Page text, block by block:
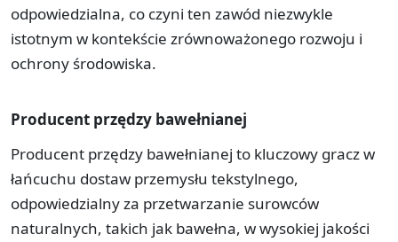
odpowiedzialna, co czyni ten zawód niezwykle
istotnym w kontekście zrównoważonego rozwoju i
ochrony środowiska.
Producent przędzy bawełnianej
Producent przędzy bawełnianej to kluczowy gracz w
łańcuchu dostaw przemysłu tekstylnego,
odpowiedzialny za przetwarzanie surowców
naturalnych, takich jak bawełna, w wysokiej jakości